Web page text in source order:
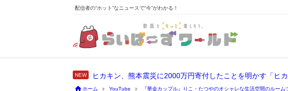
配信者の“ホット”なニュースで“今”がわかる！
ホーム YouTube 『華金カップル』りこ・たつやのオシャレな生活空間のルー